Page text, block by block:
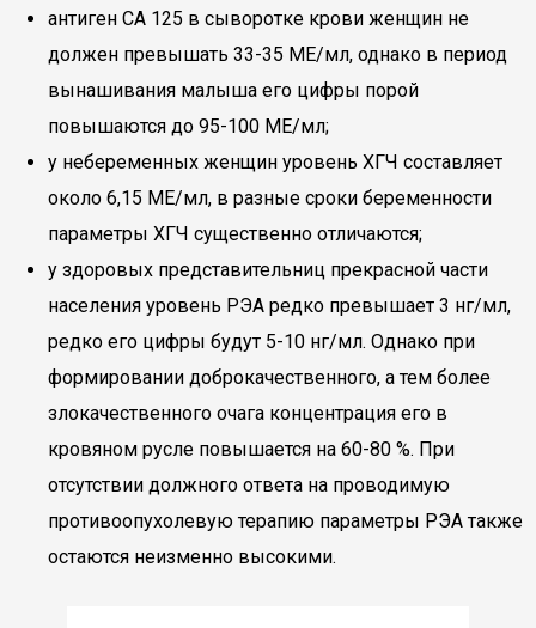
антиген СА 125 в сыворотке крови женщин не
должен превышать 33-35 МЕ/мл, однако в период
вынашивания малыша его цифры порой
повышаются до 95-100 МЕ/мл;
у небеременных женщин уровень ХГЧ составляет
около 6,15 МЕ/мл, в разные сроки беременности
параметры ХГЧ существенно отличаются;
у здоровых представительниц прекрасной части
населения уровень РЭА редко превышает 3 нг/мл,
редко его цифры будут 5-10 нг/мл. Однако при
формировании доброкачественного, а тем более
злокачественного очага концентрация его в
кровяном русле повышается на 60-80 %. При
отсутствии должного ответа на проводимую
противоопухолевую терапию параметры РЭА также
остаются неизменно высокими.